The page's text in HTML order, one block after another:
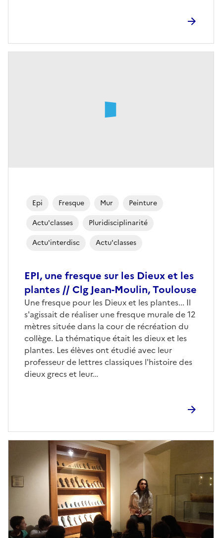
EPI, une fresque sur les Dieux et les
plantes // Clg Jean-Moulin, Toulouse
Une fresque pour les Dieux et les plantes... Il
s'agissait de réaliser une fresque murale de 12
mètres située dans la cour de récréation du
collège. La thématique était les dieux et les
plantes. Les élèves ont étudié avec leur
professeur de lettres classiques l'histoire des
dieux grecs et leur...
Epi Fresque Mur
Peinture
Actu'classes
Pluridisciplinarité
Actu'interdisc
Actu'classes